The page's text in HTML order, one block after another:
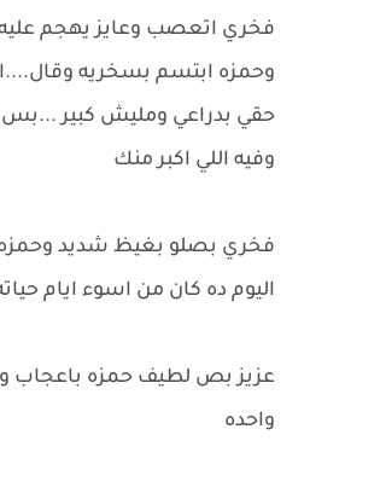
فخري اتعصب وعايز يهجم
وحمزه ابتسم بسخريه
حقي بدراعي ومليش كبير
وفيه اللي اكبر منك
فخري بصلو بغيظ شديد
اليوم ده كان من اسوء ايام
عزيز بص لطيف حمزه باعجاب
واحده